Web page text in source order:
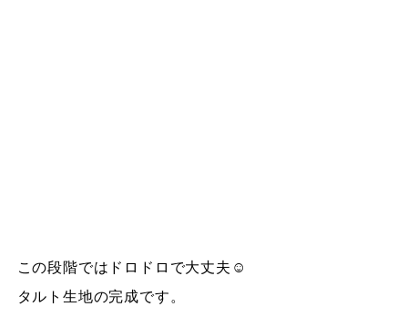
この段階ではドロドロで大丈夫☺
タルト生地の完成です。